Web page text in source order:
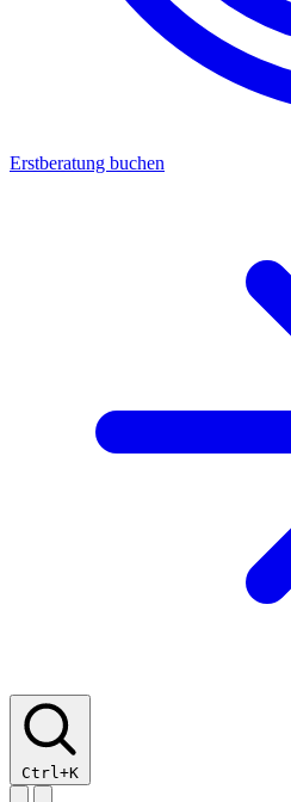
Erstberatung buchen
Ctrl+K